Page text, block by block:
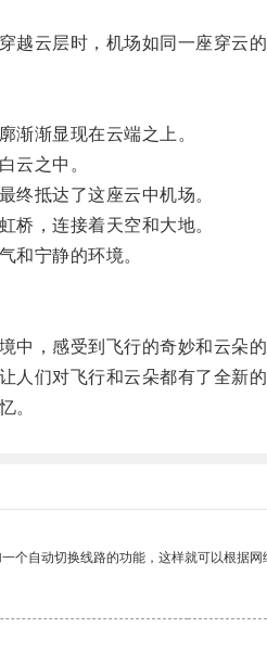
云层时，机场如同一座穿云的
渐显现在云端之上。
云之中。
抵达了这座云中机场。
，连接着天空和大地。
宁静的环境。
，感受到飞行的奇妙和云朵的
们对飞行和云朵都有了全新的
。
自动切换线路的功能，这样就可以根据